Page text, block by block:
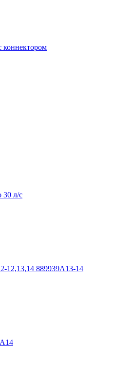
коннектором
30 л/с
12,13,14 889939A13-14